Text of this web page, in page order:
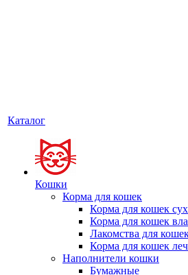
Каталог
Кошки
Корма для кошек
Корма для кошек
Корма для кошек
Лакомства для
Корма для кошек
Наполнители кошки
Бумажные